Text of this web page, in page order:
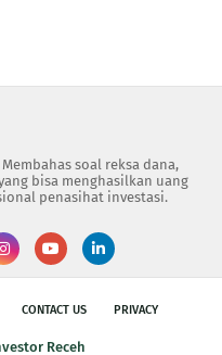
soal reksa dana,
bisa menghasilkan uang
penasihat investasi.
CONTACT US PRIVACY
Receh